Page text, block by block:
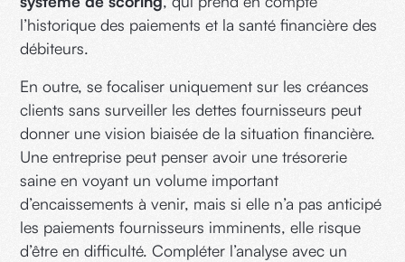
l’historique des paiements et la santé financière des
débiteurs.
En outre, se focaliser uniquement sur les créances
clients sans surveiller les dettes fournisseurs peut
donner une vision biaisée de la situation financière.
Une entreprise peut penser avoir une trésorerie
saine en voyant un volume important
d’encaissements à venir, mais si elle n’a pas anticipé
les paiements fournisseurs imminents, elle risque
d’être en difficulté. Compléter l’analyse avec un